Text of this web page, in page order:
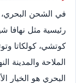
في الشحن البحري،
رئيسية مثل نهافا
كوتشي، كولكاتا
الملاحة والمدينة
البحري هو الخيار